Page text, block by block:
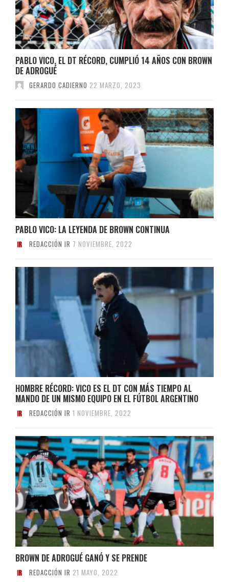
PABLO VICO, EL DT RÉCORD, CUMPLIÓ 14 AÑOS CON BROWN
DE ADROGUÉ
GERARDO CADIERNO 22 MARZO, 2023
PABLO VICO: LA LEYENDA DE BROWN CONTINUA
REDACCIÓN IR 7 NOVIEMBRE, 2022
HOMBRE RÉCORD: VICO ES EL DT CON MÁS TIEMPO AL
MANDO DE UN MISMO EQUIPO EN EL FÚTBOL ARGENTINO
REDACCIÓN IR 1 NOVIEMBRE, 2022
BROWN DE ADROGUÉ GANÓ Y SE PRENDE
REDACCIÓN IR 21 MAYO, 2022